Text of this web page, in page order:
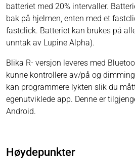
batteriet med 20% intervaller.
bak på hjelmen, enten med et
fastclick. Batteriet kan brukes på
unntak av Lupine Alpha).
Blika R- versjon leveres med
kunne kontrollere av/på og
kan programmere lykten slik du
egenutviklede app. Denne er
Android.
Høydepunkter